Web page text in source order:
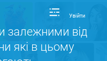
Увійти
залежними від
які в цьому